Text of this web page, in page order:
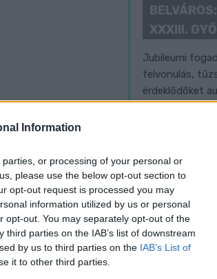
Information
or processing of your personal or
please use the below opt-out section to
opt-out request is processed you may
information utilized by us or personal
opt-out. You may separately opt-out of the
parties on the IAB’s list of downstream
by us to third parties on the IAB’s List of
it to other third parties.
XXXIII.
Jubileumi
felvonulás,
érdeklődőket